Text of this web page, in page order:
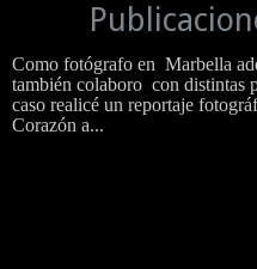
Como fotógrafo en Marbella
también colaboro con distintas
caso realicé un reportaje
Corazón a...